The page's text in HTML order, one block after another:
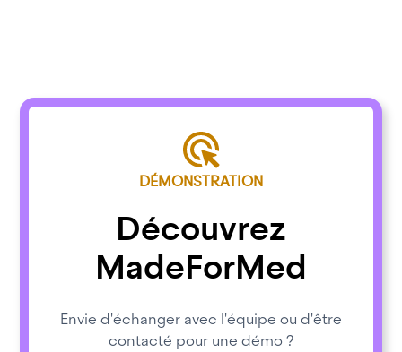
DÉMONSTRATION
Découvrez
MadeForMed
Envie d'échanger avec l'équipe ou d'être
contacté pour une démo ?